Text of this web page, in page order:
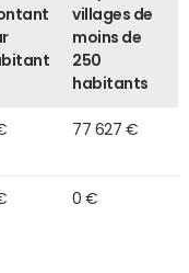
villages de
moins de
250
habitants
77 627 €
0 €